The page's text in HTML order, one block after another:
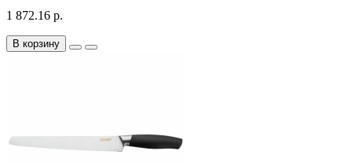
1 872.16 р.
В корзину